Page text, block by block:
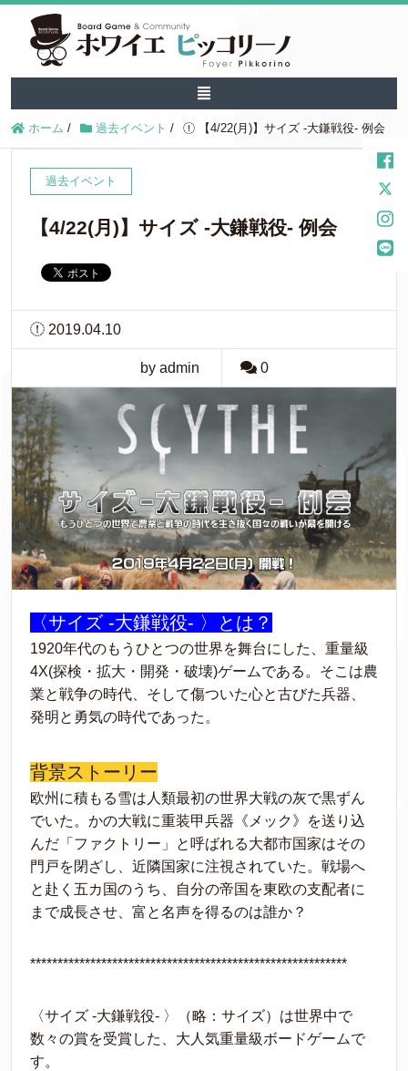
ホーム / 過去イベント / 【4/22(月)】サイズ -大鎌戦役- 例会
過去イベント
【4/22(月)】サイズ -大鎌戦役- 例会
2019.04.10
by admin 0
〈サイズ -大鎌戦役- 〉とは？
1920年代のもうひとつの世界を舞台にした、重量級
4X(探検・拡大・開発・破壊)ゲームである。そこは農
業と戦争の時代、そして傷ついた心と古びた兵器、
発明と勇気の時代であった。
背景ストーリー
欧州に積もる雪は人類最初の世界大戦の灰で黒ずん
でいた。かの大戦に重装甲兵器《メック》を送り込
んだ「ファクトリー」と呼ばれる大都市国家はその
門戸を閉ざし、近隣国家に注視されていた。戦場へ
と赴く五カ国のうち、自分の帝国を東欧の支配者に
まで成長させ、富と名声を得るのは誰か？
**********************************************************
〈サイズ -大鎌戦役- 〉（略：サイズ）は世界中で
数々の賞を受賞した、大人気重量級ボードゲームで
す。